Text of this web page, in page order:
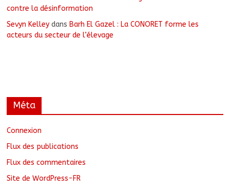
contre la désinformation
Sevyn Kelley dans Barh El Gazel : La CONORET forme les
acteurs du secteur de l’élevage
Méta
Connexion
Flux des publications
Flux des commentaires
Site de WordPress-FR